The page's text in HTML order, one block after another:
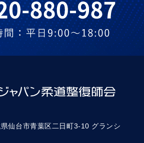
仙台市青葉区二日町3-10 グランシ